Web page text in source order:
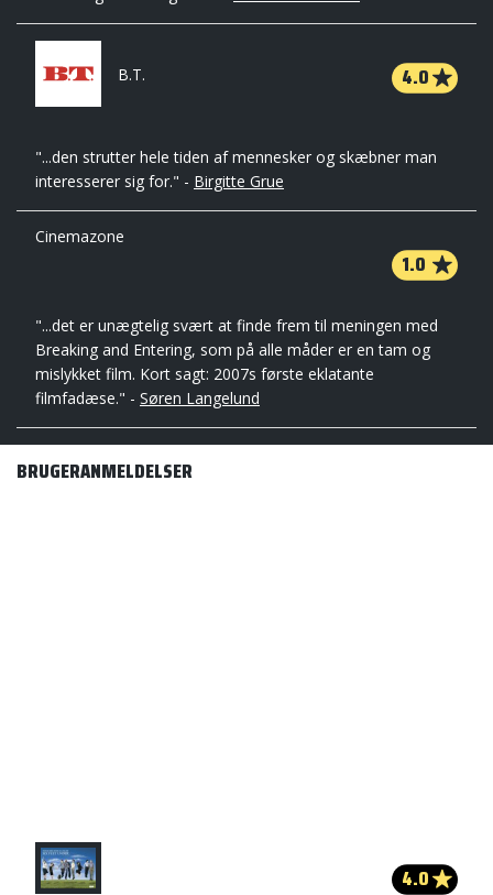
B.T. 4.0
"...den strutter hele tiden af mennesker og skæbner man
interesserer sig for." - Birgitte Grue
Cinemazone
1.0
"...det er unægtelig svært at finde frem til meningen med
Breaking and Entering, som på alle måder er en tam og
mislykket film. Kort sagt: 2007s første eklatante
filmfadæse." - Søren Langelund
BRUGERANMELDELSER
4.0